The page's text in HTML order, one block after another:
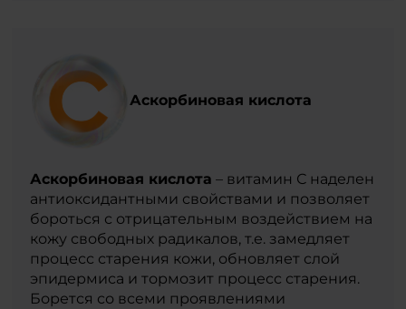
Аскорбиновая кислота
Аскорбиновая кислота – витамин С наделен
антиоксидантными свойствами и позволяет
бороться с отрицательным воздействием на
кожу свободных радикалов, т.е. замедляет
процесс старения кожи, обновляет слой
эпидермиса и тормозит процесс старения.
Борется со всеми проявлениями